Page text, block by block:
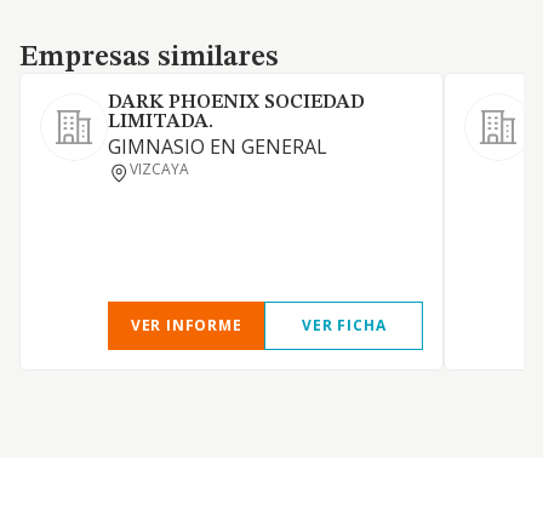
Empresas similares
Empresas similares
DARK PHOENIX SOCIEDAD
LIMITADA.
GIMNASIO EN GENERAL
VIZCAYA
VER INFORME VER FICHA